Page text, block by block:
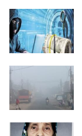
इलाज
जारी;
स्वास्थ्य
विभाग
ने
बिठाई
जांच